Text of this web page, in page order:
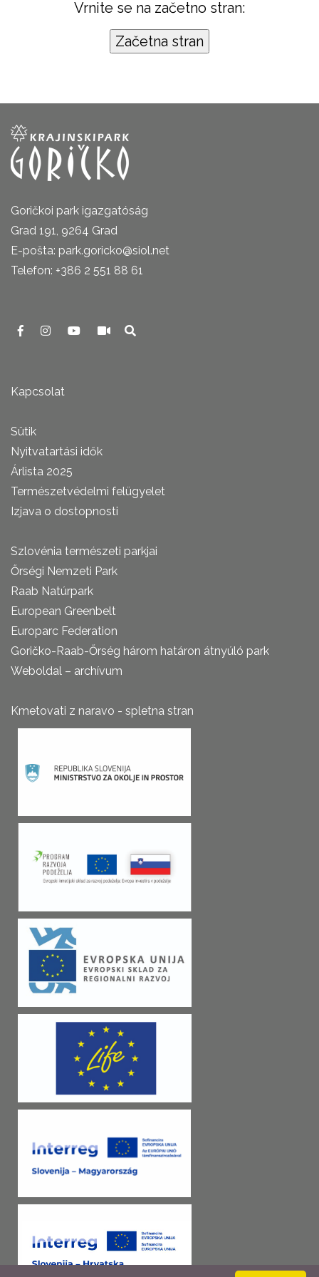
Vrnite se na začetno stran:
Goričkoi park igazgatóság
Grad 191, 9264 Grad
E-pošta: park.goricko@siol.net
Telefon: +386 2 551 88 61
Kapcsolat
Sütik
Nyitvatartási idők
Árlista 2025
Természetvédelmi felügyelet
Izjava o dostopnosti
Szlovénia természeti parkjai
Őrségi Nemzeti Park
Raab Natúrpark
European Greenbelt
Europarc Federation
Goričko-Raab-Őrség három határon átnyúló park
Weboldal – archívum
Kmetovati z naravo - spletna stran